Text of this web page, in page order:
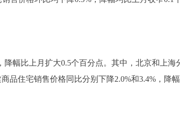
幅比上月扩大0.5个百分点。其中，北京和上海
品住宅销售价格同比分别下降2.0%和3.4%，降